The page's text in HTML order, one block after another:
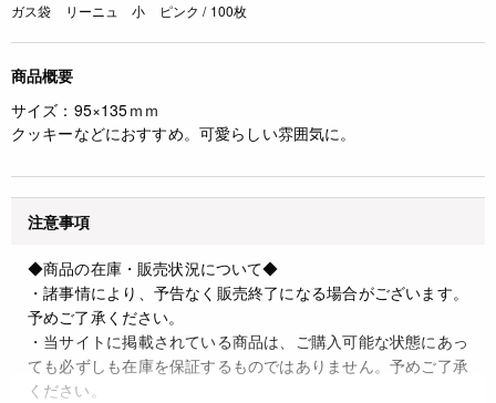
ガス袋 リーニュ 小 ピンク / 100枚
商品概要
サイズ：95×135ｍｍ
クッキーなどにおすすめ。可愛らしい雰囲気に。
注意事項
◆商品の在庫・販売状況について◆
・諸事情により、予告なく販売終了になる場合がございます。
予めご了承ください。
・当サイトに掲載されている商品は、ご購入可能な状態にあっ
ても必ずしも在庫を保証するものではありません。予めご了承
ください。